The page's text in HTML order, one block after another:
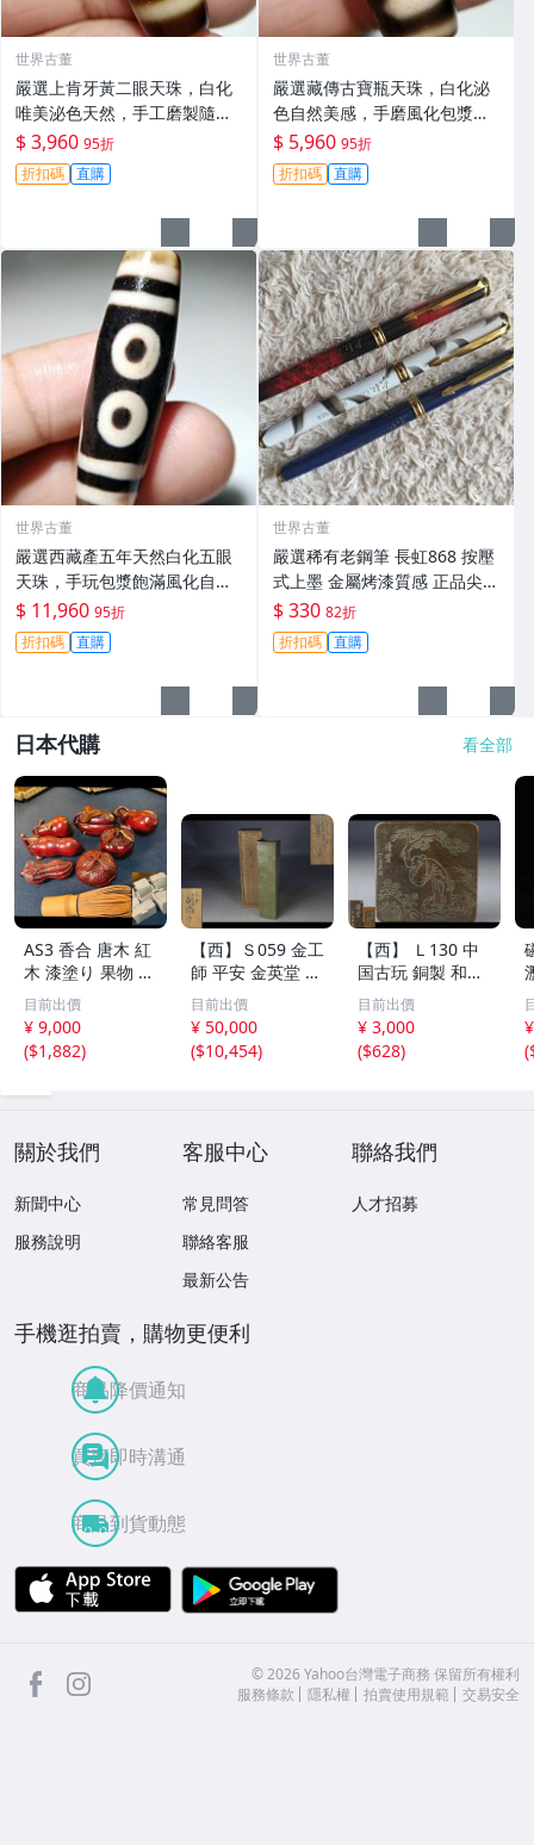
世界古董
嚴選上肯牙黃二眼天珠，白化
唯美泌色天然，手工磨製隨形
美石，風化包漂飽滿古雅，尺
寸mm適合收藏 天珠 至純 白
化
$ 3,960 95折
折扣碼 直購
世界古董
嚴選藏傳古寶瓶天珠，白化泌
色自然美感，手磨風化包漿飽
滿，典藏級天珠推薦 天珠 發珠
滾料
$ 5,960 95折
折扣碼 直購
世界古董
嚴選西藏產五年天然白化五眼
天珠，手玩包漿飽滿風化自
然，尺寸14mm推薦收藏 五眼
天珠 白化天珠 包漿天珠
$ 11,960 95折
折扣碼 直購
世界古董
嚴選稀有老鋼筆 長虹868 按壓
式上墨 金屬烤漆質感 正品尖頭
紅白藍三色 兩側配重設計 長虹
868 上墨鋼筆 老字樣 雙手握感
$ 330 82折
折扣碼 直購
日本代購 看全部
AS3 香合 唐木 紅
木 漆塗り 果物 野
菜 7点 未使用 茶
道具 小物
目前出價
¥ 9,000
($1,882)
【西】Ｓ059 金工
師 平安 金英堂 正
修 銅製 四方 花器
共箱
目前出價
¥ 50,000
($10,454)
【西】 Ｌ130 中
国古玩 銅製 和興
松彫 蓋物 唐物
目前出價
¥ 3,000
($628)
(
關於我們
新聞中心
服務說明
客服中心
常見問答
聯絡客服
最新公告
聯絡我們
人才招募
手機逛拍賣，購物更便利
商品降價通知
買賣即時溝通
商品到貨動態
APP Store
facebook ©2026 Yahoo台灣電子商務 保留所有權利
服務條款
隱私權 拍賣使用規範 交易安全